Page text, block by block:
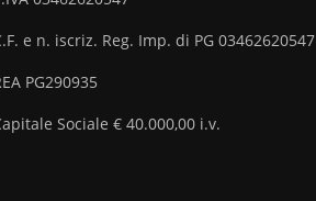
e n. iscriz. Reg. Imp. di PG 03462620547
PG290935​
Sociale € 40.000,00 i.v.